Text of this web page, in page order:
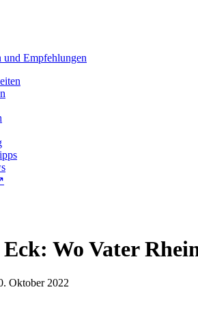
und Empfehlungen
Eck: Wo Vater
Oktober 2022